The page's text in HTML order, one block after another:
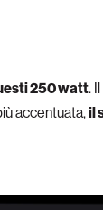
250 watt.
accentuata,il